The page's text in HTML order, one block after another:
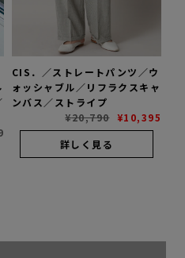
CIS．／ストレートパンツ／ウ
ォッシャブル／リフラクスキャ
ンバス／ストライプ
¥20,790 ¥10,395
詳しく見る